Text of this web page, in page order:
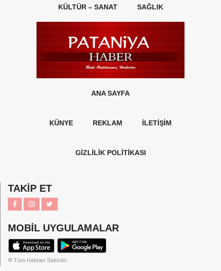
KÜLTÜR – SANAT SAĞLIK
ANA SAYFA
KÜNYE REKLAM İLETİŞİM
GİZLİLİK POLİTİKASI
TAKİP ET
MOBİL UYGULAMALAR
© Tüm Hakları Saklıdır.